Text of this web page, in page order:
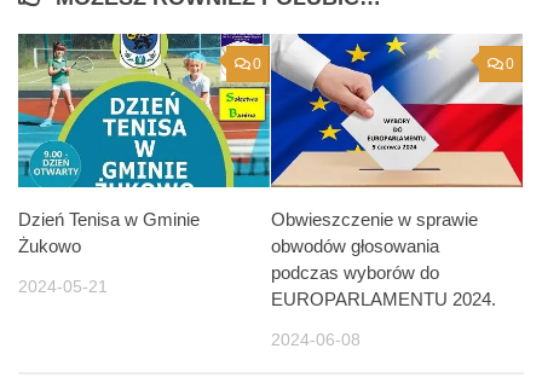
0
Dzień Tenisa w Gminie
Żukowo
2024-05-21
0
Obwieszczenie w sprawie
obwodów głosowania
podczas wyborów do
EUROPARLAMENTU 2024.
2024-06-08